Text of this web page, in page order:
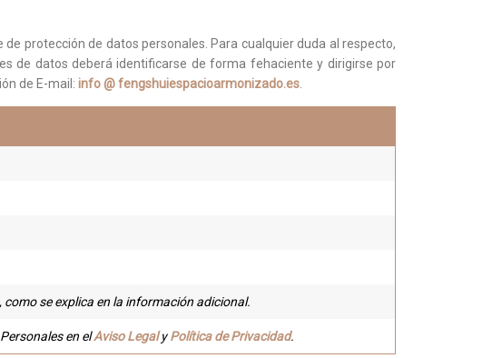
protección de datos personales. Para cualquier duda al respecto,
de datos deberá identificarse de forma fehaciente y dirigirse por
de E-mail: info @ fengshuiespacioarmonizado.es
se explica en la información adicional.
en elAviso LegalyPolítica de Privacidad.